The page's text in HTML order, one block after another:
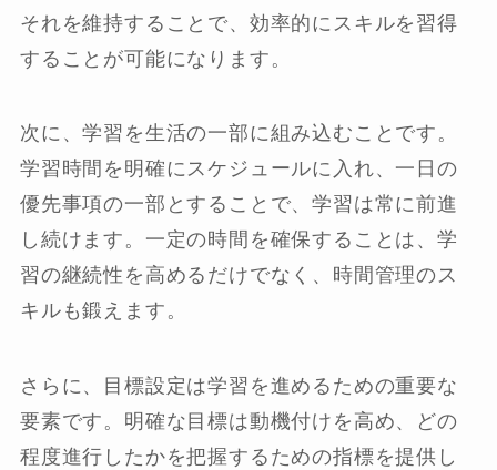
それを維持することで、効率的にスキルを習得
することが可能になります。
次に、学習を生活の一部に組み込むことです。
学習時間を明確にスケジュールに入れ、一日の
優先事項の一部とすることで、学習は常に前進
し続けます。一定の時間を確保することは、学
習の継続性を高めるだけでなく、時間管理のス
キルも鍛えます。
さらに、目標設定は学習を進めるための重要な
要素です。明確な目標は動機付けを高め、どの
程度進行したかを把握するための指標を提供し